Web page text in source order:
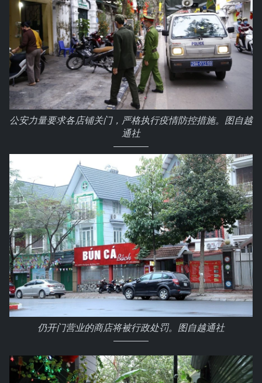
公安力量要求各店铺关门，严格执行疫情防控措施。图自越
通社
仍开门营业的商店将被行政处罚。图自越通社